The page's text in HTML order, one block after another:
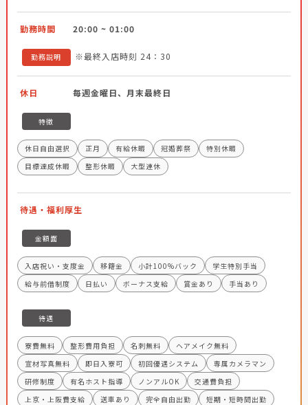
勤務時間 20:00 ~ 01:00
勤務説明 ※最終入店時刻 24：30
休日 毎週金曜日、月末最終日
特徴
休日自由選択 正月 有給休暇 冠婚葬祭
特別休暇
目標達成休暇
整形休暇 大型連休
待遇・福利厚生
金額面
入店祝い・支度金 移籍金 小計100%バック
学生特別手当
給与前借制度
日払い ボーナス支給 賞金あり 手当あり
待遇
寮費無料 整形費用負担 名刺無料
ヘアメイク無料
宣材写真無料
即日入寮可 初回優遇システム
専属カメラマン
研修制度
有名ホスト指導 ノンアルOK
交通費負担
上京・上阪費支給
送車あり 完全自由出勤
短期・短時間出勤